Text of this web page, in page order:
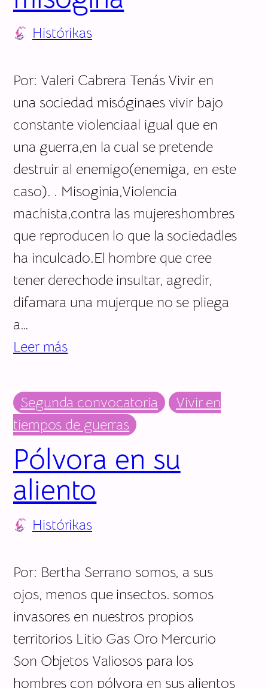
Histórikas
Por: Valeri Cabrera Tenás Vivir en
una sociedad misóginaes vivir bajo
constante violenciaal igual que en
una guerra,en la cual se pretende
destruir al enemigo(enemiga, en este
caso). . Misoginia,Violencia
machista,contra las mujereshombres
que reproducen lo que la sociedadles
ha inculcado.El hombre que cree
tener derechode insultar, agredir,
difamara una mujerque no se pliega
a…
Leer más
Segunda convocatoria
Vivir en
tiempos de guerras
Pólvora en su
aliento
Histórikas
Por: Bertha Serrano somos, a sus
ojos, menos que insectos. somos
invasores en nuestros propios
territorios Litio Gas Oro Mercurio
Son Objetos Valiosos para los
hombres con pólvora en sus alientos